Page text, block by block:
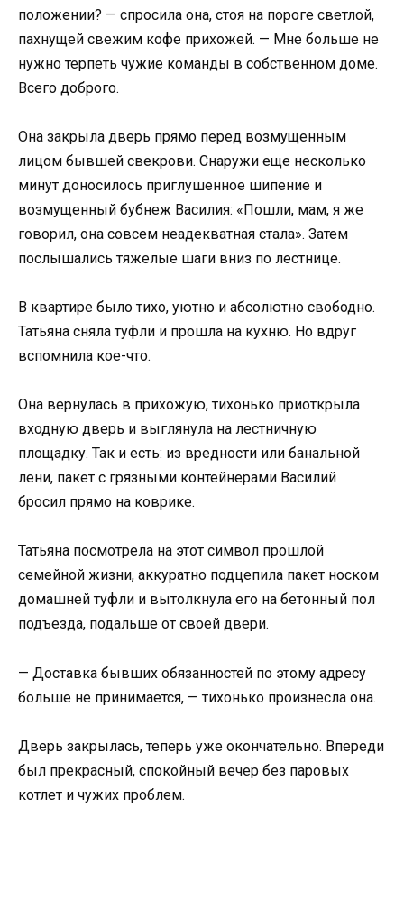
положении? — спросила она, стоя на пороге светлой,
пахнущей свежим кофе прихожей. — Мне больше не
нужно терпеть чужие команды в собственном доме.
Всего доброго.
Она закрыла дверь прямо перед возмущенным
лицом бывшей свекрови. Снаружи еще несколько
минут доносилось приглушенное шипение и
возмущенный бубнеж Василия: «Пошли, мам, я же
говорил, она совсем неадекватная стала». Затем
послышались тяжелые шаги вниз по лестнице.
В квартире было тихо, уютно и абсолютно свободно.
Татьяна сняла туфли и прошла на кухню. Но вдруг
вспомнила кое-что.
Она вернулась в прихожую, тихонько приоткрыла
входную дверь и выглянула на лестничную
площадку. Так и есть: из вредности или банальной
лени, пакет с грязными контейнерами Василий
бросил прямо на коврике.
Татьяна посмотрела на этот символ прошлой
семейной жизни, аккуратно подцепила пакет носком
домашней туфли и вытолкнула его на бетонный пол
подъезда, подальше от своей двери.
— Доставка бывших обязанностей по этому адресу
больше не принимается, — тихонько произнесла она.
Дверь закрылась, теперь уже окончательно. Впереди
был прекрасный, спокойный вечер без паровых
котлет и чужих проблем.